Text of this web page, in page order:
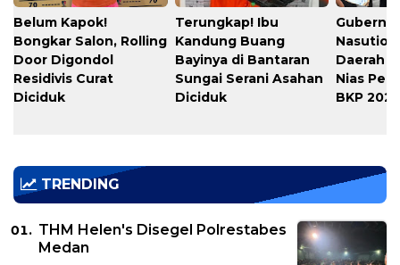
Belum Kapok!
Bongkar Salon, Rolling
Door Digondol
Residivis Curat
Diciduk
Terungkap! Ibu
Kandung Buang
Bayinya di Bantaran
Sungai Serani Asahan
Diciduk
Daerah
Nias
BKP
TRENDING
THM Helen's Disegel Polrestabes
Medan